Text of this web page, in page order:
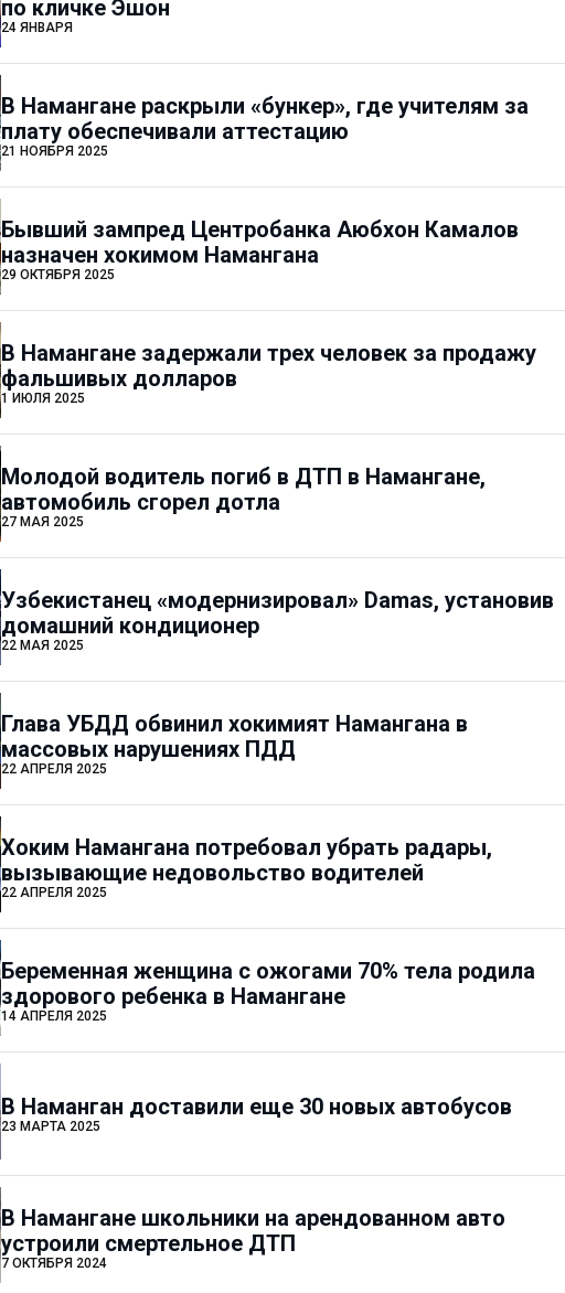
по кличке Эшон
24 ЯНВАРЯ
В Намангане раскрыли «бункер», где учителям за
плату обеспечивали аттестацию
21 НОЯБРЯ 2025
Бывший зампред Центробанка Аюбхон Камалов
назначен хокимом Намангана
29 ОКТЯБРЯ 2025
В Намангане задержали трех человек за продажу
фальшивых долларов
1 ИЮЛЯ 2025
Молодой водитель погиб в ДТП в Намангане,
автомобиль сгорел дотла
27 МАЯ 2025
Узбекистанец «модернизировал» Damas, установив
домашний кондиционер
22 МАЯ 2025
Глава УБДД обвинил хокимият Намангана в
массовых нарушениях ПДД
22 АПРЕЛЯ 2025
Хоким Намангана потребовал убрать радары,
вызывающие недовольство водителей
22 АПРЕЛЯ 2025
Беременная женщина с ожогами 70% тела родила
здорового ребенка в Намангане
14 АПРЕЛЯ 2025
В Наманган доставили еще 30 новых автобусов
23 МАРТА 2025
В Намангане школьники на арендованном авто
устроили смертельное ДТП
7 ОКТЯБРЯ 2024